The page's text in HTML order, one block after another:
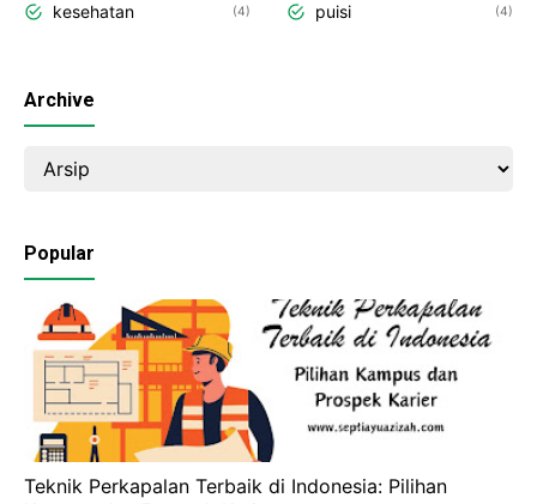
kesehatan 4 puisi 4
Archive
Popular
Teknik Perkapalan Terbaik di Indonesia: Pilihan